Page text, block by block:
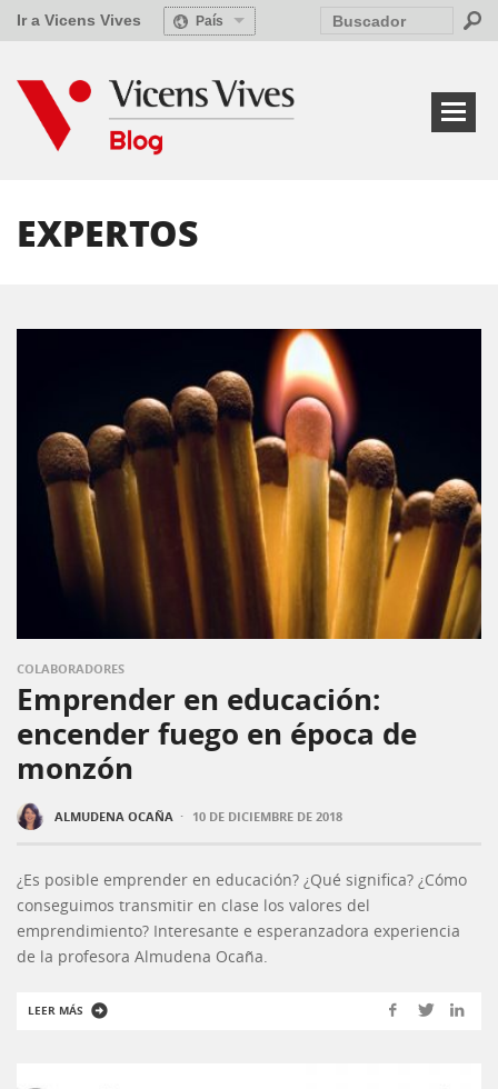
Ir a Vicens Vives País
EXPERTOS
COLABORADORES
Emprender en educación:
encender fuego en época de
monzón
ALMUDENA OCAÑA · 10 DE DICIEMBRE DE 2018
¿Es posible emprender en educación? ¿Qué significa? ¿Cómo
conseguimos transmitir en clase los valores del
emprendimiento? Interesante e esperanzadora experiencia
de la profesora Almudena Ocaña.
LEER MÁS